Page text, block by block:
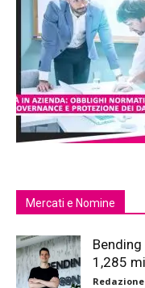
Mercati e Nomine
1,285